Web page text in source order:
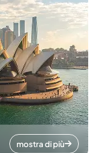
mostra di più